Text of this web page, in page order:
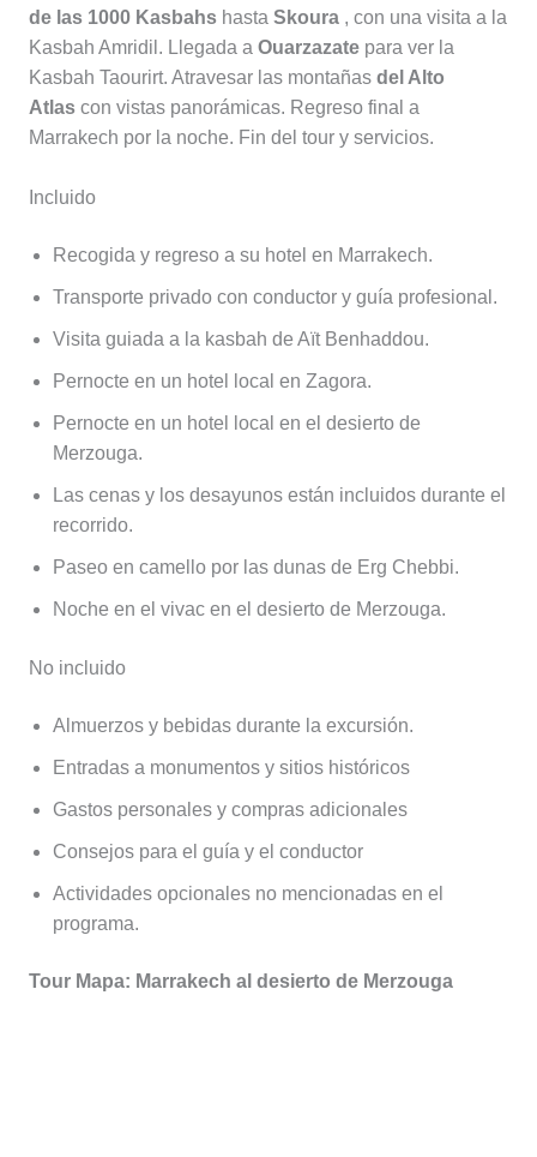
de las 1000 Kasbahshasta Skoura, con una visita a la
Kasbah Amridil. Llegada a Ouarzazatepara ver la
Kasbah Taourirt. Atravesar las montañas del Alto
Atlascon vistas panorámicas. Regreso final a
Marrakech por la noche. Fin del tour y servicios.
Incluido
Recogida y regreso a su hotel en Marrakech.
Transporte privado con conductor y guía profesional.
Visita guiada a la kasbah de Aït Benhaddou.
Pernocte en un hotel local en Zagora.
Pernocte en un hotel local en el desierto de
Merzouga.
Las cenas y los desayunos están incluidos durante el
recorrido.
Paseo en camello por las dunas de Erg Chebbi.
Noche en el vivac en el desierto de Merzouga.
No incluido
Almuerzos y bebidas durante la excursión.
Entradas a monumentos y sitios históricos
Gastos personales y compras adicionales
Consejos para el guía y el conductor
Actividades opcionales no mencionadas en el
programa.
Tour Mapa: Marrakech al desierto de Merzouga